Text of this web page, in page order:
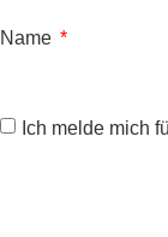
Name
Ich melde mich